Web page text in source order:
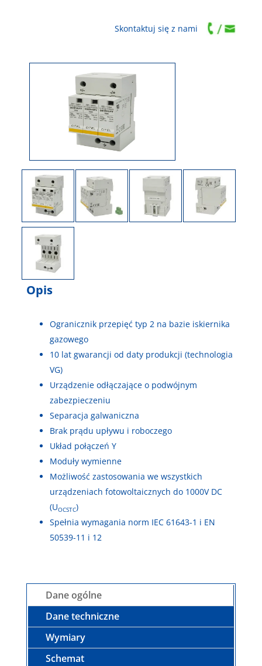
Skontaktuj się z nami
Opis
Ogranicznik przepięć typ 2 na bazie iskiernika
gazowego
10 lat gwarancji od daty produkcji (technologia
VG)
Urządzenie odłączające o podwójnym
zabezpieczeniu
Separacja galwaniczna
Brak prądu upływu i roboczego
Układ połączeń Y
Moduły wymienne
Możliwość zastosowania we wszystkich
urządzeniach fotowoltaicznych do 1000V DC
(UOCSTC)
Spełnia wymagania norm IEC 61643-1 i EN
50539-11 i 12
Dane ogólne
Dane techniczne
Wymiary
Schemat